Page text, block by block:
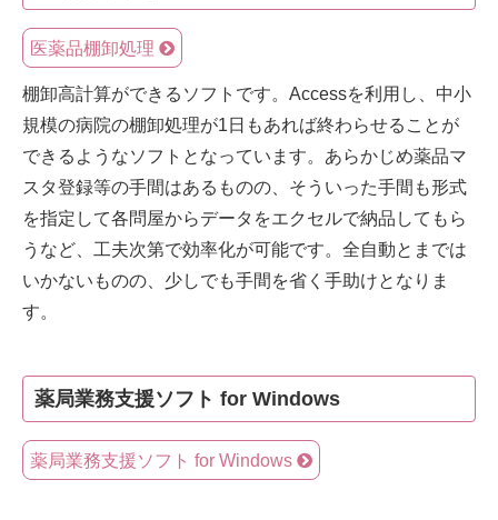
医薬品棚卸処理
棚卸高計算ができるソフトです。Accessを利用し、中小
規模の病院の棚卸処理が1日もあれば終わらせることが
できるようなソフトとなっています。あらかじめ薬品マ
スタ登録等の手間はあるものの、そういった手間も形式
を指定して各問屋からデータをエクセルで納品してもら
うなど、工夫次第で効率化が可能です。全自動とまでは
いかないものの、少しでも手間を省く手助けとなりま
す。
薬局業務支援ソフト for Windows
薬局業務支援ソフト for Windows